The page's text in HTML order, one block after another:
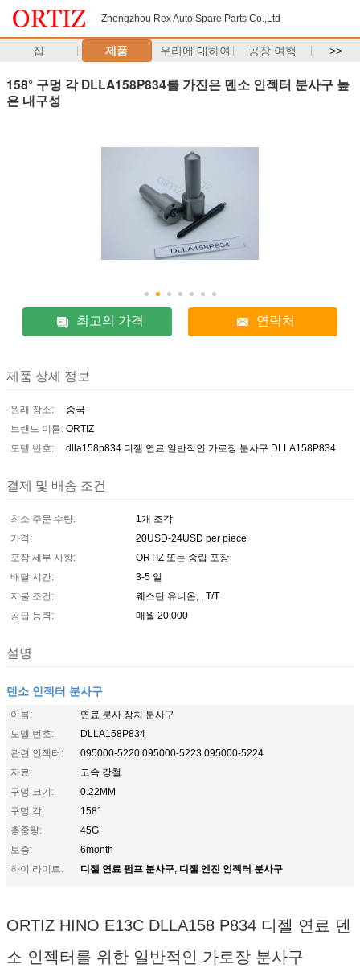
Zhengzhou Rex Auto Spare Parts Co.,Ltd
집 제품 우리에 대하여 공장 여행 >>
158° 구멍 각 DLLA158P834를 가진은 덴소 인젝터 분사구 높
은 내구성
최고의 가격 연락처
제품 상세 정보
원래 장소:
중국
브랜드 이름: ORTIZ
모델 번호:
dlla158p834 디젤 연료 일반적인 가로장 분사구 DLLA158P834
결제 및 배송 조건
최소 주문 수량:
1개 조각
가격:
20USD-24USD per piece
포장 세부 사항:
ORTIZ 또는 중립 포장
배달 시간:
3-5 일
지불 조건:
웨스턴 유니온, , T/T
공급 능력:
매월 20,000
설명
덴소 인젝터 분사구
이름:
연료 분사 장치 분사구
모델 번호:
DLLA158P834
관련 인젝터:
095000-5220 095000-5223 095000-5224
자료:
고속 강철
구멍 크기:
0.22MM
구멍 각:
158°
총중량:
45G
보증:
6month
하이 라이트:
디젤 연료 펌프 분사구, 디젤 엔진 인젝터 분사구
ORTIZ HINO E13C DLLA158 P834 디젤 연료 덴
소 인젝터를 위한 일반적인 가로장 분사구